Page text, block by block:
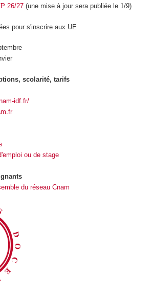
26/27(une mise à jour sera publiée le 1/9)
pour s'inscrire aux UE
scolarité, tarifs
idf.fr/
ou de stage
du réseau Cnam